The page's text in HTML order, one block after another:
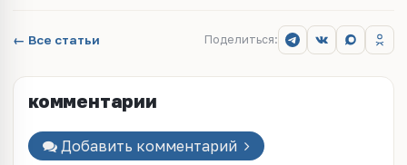
← Все статьи Поделиться:
комментарии
Добавить комментарий